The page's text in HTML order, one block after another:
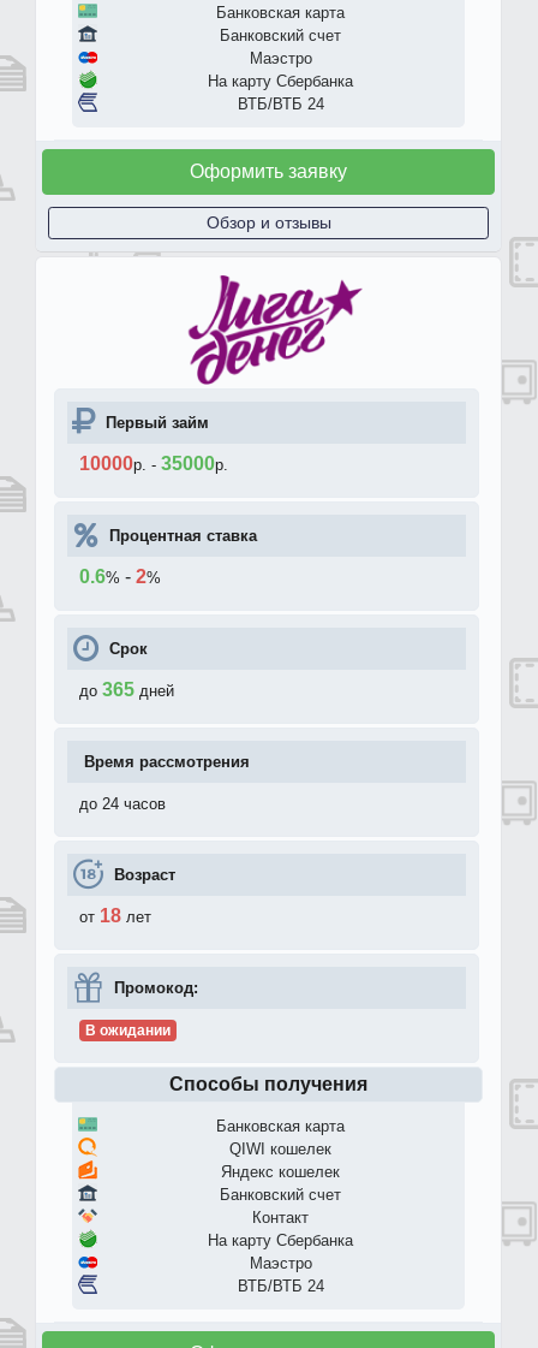
Банковская карта
Банковский счет
Маэстро
На карту Сбербанка
ВТБ/ВТБ 24
Оформить заявку
Обзор и отзывы
Первый займ
10000р. - 35000р.
Процентная ставка
0.6% - 2%
Срок
до 365 дней
Время рассмотрения
до 24 часов
Возраст
от 18 лет
Промокод:
В ожидании
Способы получения
Банковская карта
QIWI кошелек
Яндекс кошелек
Банковский счет
Контакт
На карту Сбербанка
Маэстро
ВТБ/ВТБ 24